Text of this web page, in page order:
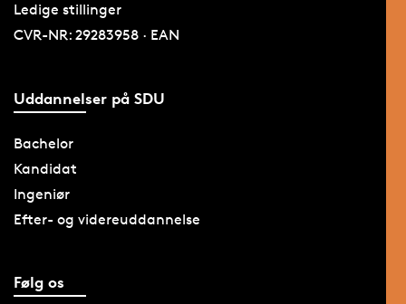
Ledige stillinger
CVR-NR: 29283958 · EAN
Uddannelser på SDU
Bachelor
Kandidat
Ingeniør
Efter- og videreuddannelse
Følg os